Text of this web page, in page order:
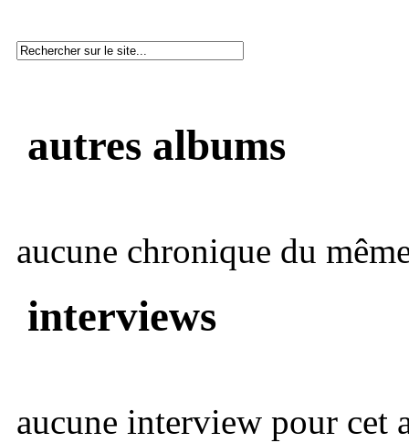
autres albums
aucune chronique du
interviews
aucune interview pour cet